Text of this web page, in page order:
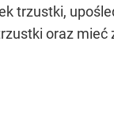
trzustki,
oraz mieć